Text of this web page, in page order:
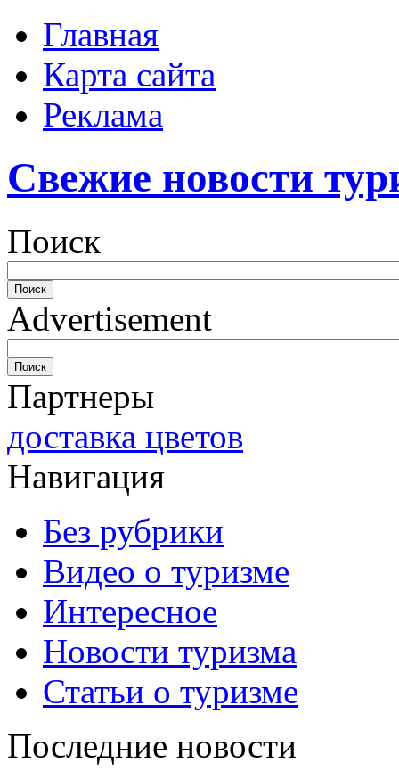
Главная
Карта сайта
Реклама
Свежие новости
Поиск
Advertisement
Партнеры
доставка цветов
Навигация
Без рубрики
Видео о туризме
Интересное
Новости туризма
Статьи о туризме
Последние новости